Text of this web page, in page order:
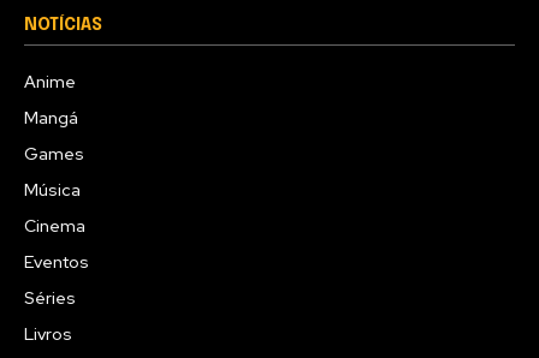
NOTÍCIAS
Anime
Mangá
Games
Música
Cinema
Eventos
Séries
Livros